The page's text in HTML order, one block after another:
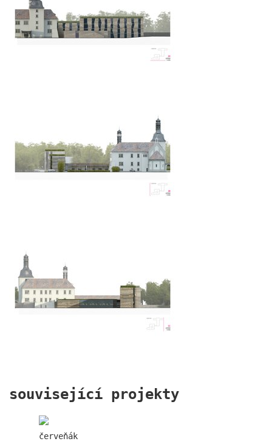
port 7
související projekty
červeňák